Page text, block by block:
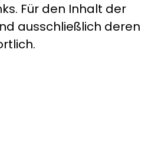
Für den Inhalt der
ausschließlich deren